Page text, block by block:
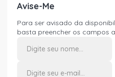
Avise-Me
Para ser avisado da
basta preencher os campos